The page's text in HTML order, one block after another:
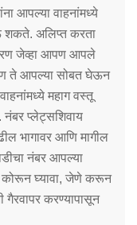
आपल्या वाहनांमध्ये
शकते. अलिप्त करता
जेव्हा आपण आपले
ते आपल्या सोबत घेऊन
महाग वस्तू
नंबर प्लेट्सशिवाय
भागावर आणि मागील
नंबर आपल्या
कोरून घ्यावा, जेणे करून
गैरवापर करण्यापासून